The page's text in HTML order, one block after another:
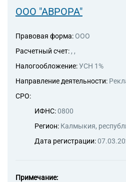
ООО "АВРОРА"
Правовая форма: ООО
Расчетный счет: , ,
Налогообложение:УСН 1%
Направление деятельности:
СРО:
ИФНС:0800
Регион: Калмыкия,
Дата регистрации:
Примечание: